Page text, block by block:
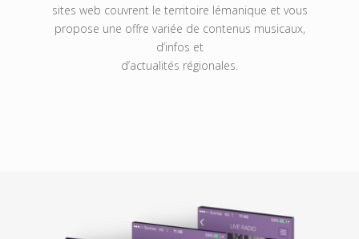
sites web couvrent le territoire lémanique et vous
propose une offre variée de contenus musicaux,
d’infos et
d’actualités régionales.